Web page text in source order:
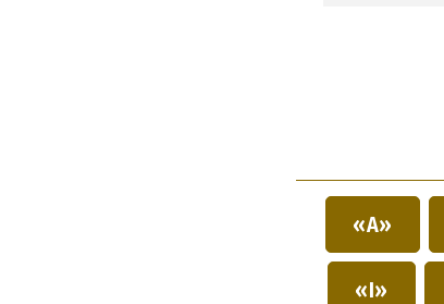
«A»
«I»